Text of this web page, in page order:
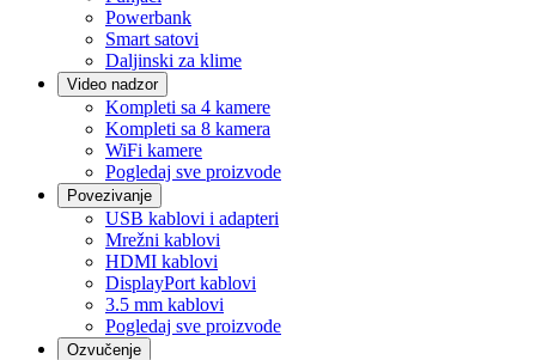
Powerbank
Smart satovi
Daljinski za klime
Video nadzor
Kompleti sa 4 kamere
Kompleti sa 8 kamera
WiFi kamere
Pogledaj sve proizvode
Povezivanje
USB kablovi i adapteri
Mrežni kablovi
HDMI kablovi
DisplayPort kablovi
3.5 mm kablovi
Pogledaj sve proizvode
Ozvučenje